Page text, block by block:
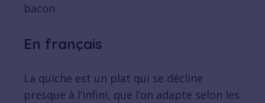
bacon.
En français
La quiche est un plat qui se décline
presque à l’infini, que l’on adapte selon les